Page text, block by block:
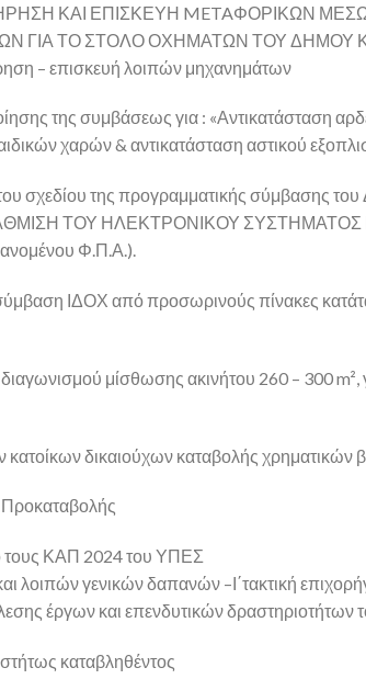
ΚΑΙ ΕΠΙΣΚΕΥΗ
ΤΟ ΣΤΟΛΟ ΟΧΗΜΑΤΩΝ ΤΟΥ ΔΗΜΟΥ
– επισκευή λοιπών μηχανημάτων
της συμβάσεως για : «Αντικατάσταση
χαρών & αντικατάσταση αστικού
σχεδίου της προγραμματικής σύμβασης του
ΤΟΥ ΗΛΕΚΤΡΟΝΙΚΟΥ
Φ.Π.Α.).
ΙΔΟΧ από προσωρινούς πίνακες
μίσθωσης ακινήτου 260 – 300 m²,
δικαιούχων καταβολής χρηματικών
τους ΚΑΠ 2024 του ΥΠΕΣ
λοιπών γενικών δαπανών –Ι΄τακτική
έργων και επενδυτικών δραστηριοτήτων
καταβληθέντος